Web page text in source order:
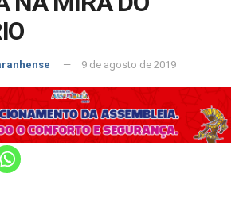
9 de agosto de 2019